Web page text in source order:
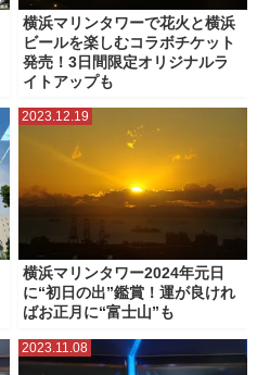
横浜マリンタワーで花火と横浜
ビールを楽しむコラボチケット
発売！3日間限定オリジナルラ
イトアップも
2023.12.19
横浜マリンタワー2024年元日
に“初日の出”鑑賞！運が良けれ
ばお正月に“富士山”も
2023.11.08